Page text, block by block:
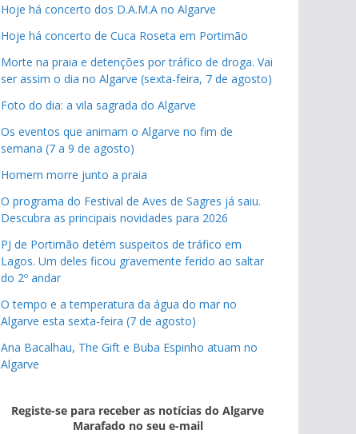
Hoje há concerto dos D.A.M.A no Algarve
Hoje há concerto de Cuca Roseta em Portimão
Morte na praia e detenções por tráfico de droga. Vai
ser assim o dia no Algarve (sexta-feira, 7 de agosto)
Foto do dia: a vila sagrada do Algarve
Os eventos que animam o Algarve no fim de
semana (7 a 9 de agosto)
Homem morre junto a praia
O programa do Festival de Aves de Sagres já saiu.
Descubra as principais novidades para 2026
PJ de Portimão detém suspeitos de tráfico em
Lagos. Um deles ficou gravemente ferido ao saltar
do 2º andar
O tempo e a temperatura da água do mar no
Algarve esta sexta-feira (7 de agosto)
Ana Bacalhau, The Gift e Buba Espinho atuam no
Algarve
Registe-se para receber as notícias do Algarve
Marafado no seu e-mail